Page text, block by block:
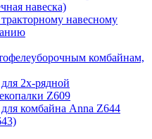
навеска)
навесному
комбайнам,
2х-рядной
Z609
для комбайна Anna Z644